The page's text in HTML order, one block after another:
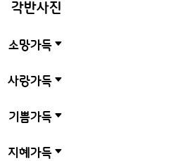
각반사진
소망가득C
사랑가득 C
기쁨가득C
지혜가득 C